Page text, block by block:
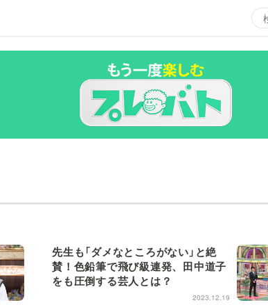
エンタメMBS
サタプラ ～気になる情報をちょこっとプラス～
情熱大陸を読む
池上彰のニュース解説が読める！「生！池上彰×山里亮
先生も「ダメなところがない」と絶
賛！色鉛筆で飛び級連発、田中道子
をも圧倒する芸人とは？
2023.12.19